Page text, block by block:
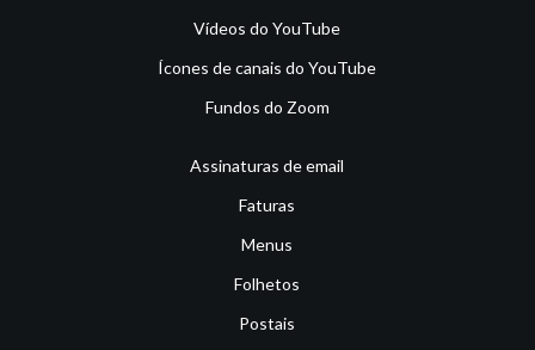
Vídeos do YouTube
Ícones de canais do YouTube
Fundos do Zoom
Assinaturas de email
Faturas
Menus
Folhetos
Postais